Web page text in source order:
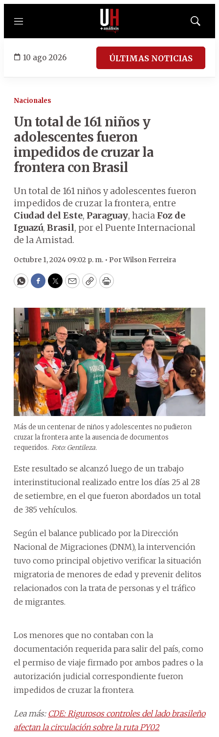
Menú
Mostrar
10 ago 2026 ÚLTIMAS NOTICIAS
Nacionales
Un total de 161 niños y
adolescentes fueron
impedidos de cruzar la
frontera con Brasil
Un total de 161 niños y adolescentes fueron
impedidos de cruzar la frontera, entre
Ciudad del Este, Paraguay, hacia Foz de
Iguazú, Brasil, por el Puente Internacional
de la Amistad.
Octubre 1, 2024 09:02 p. m. • PorWilson Ferreira
WhatsApp
Facebook
Twitter
EmailCopyPrint
Más de un centenar de niños y adolescentes no pudieron
cruzar la frontera ante la ausencia de documentos
requeridos. Foto: Gentileza.
Este resultado se alcanzó luego de un trabajo
interinstitucional realizado entre los días 25 al 28
de setiembre, en el que fueron abordados un total
de 385 vehículos.
Según el balance publicado por la Dirección
Nacional de Migraciones (DNM), la intervención
tuvo como principal objetivo verificar la situación
migratoria de menores de edad y prevenir delitos
relacionados con la trata de personas y el tráfico
de migrantes.
Los menores que no contaban con la
documentación requerida para salir del país, como
el permiso de viaje firmado por ambos padres o la
autorización judicial correspondiente fueron
impedidos de cruzar la frontera.
Lea más: CDE: Rigurosos controles del lado brasileño
afectan la circulación sobre la ruta PY02